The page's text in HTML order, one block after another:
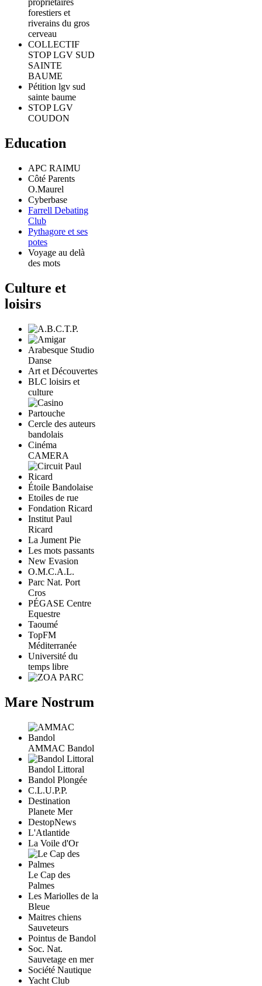
propriétaires
forestiers et
riverains du gros
cerveau
COLLECTIF
STOP LGV SUD
SAINTE
BAUME
Pétition lgv sud
sainte baume
STOP LGV
COUDON
Education
APC RAIMU
Côté Parents
O.Maurel
Cyberbase
Farrell Debating
Club
Pythagore et ses
potes
Voyage au delà
des mots
Culture et
loisirs
Arabesque Studio
Danse
Art et Découvertes
BLC loisirs et
culture
Cercle des auteurs
bandolais
Cinéma
CAMERA
Étoile Bandolaise
Etoiles de rue
Fondation Ricard
Institut Paul
Ricard
La Jument Pie
Les mots passants
New Evasion
O.M.C.A.L.
Parc Nat. Port
Cros
PÉGASE Centre
Equestre
Taoumé
TopFM
Méditerranée
Université du
temps libre
Mare Nostrum
AMMAC Bandol
Bandol Littoral
Bandol Plongée
C.L.U.P.P.
Destination
Planete Mer
DestopNews
L'Atlantide
La Voile d'Or
Le Cap des
Palmes
Les Mariolles de la
Bleue
Maitres chiens
Sauveteurs
Pointus de Bandol
Soc. Nat.
Sauvetage en mer
Société Nautique
Yacht Club